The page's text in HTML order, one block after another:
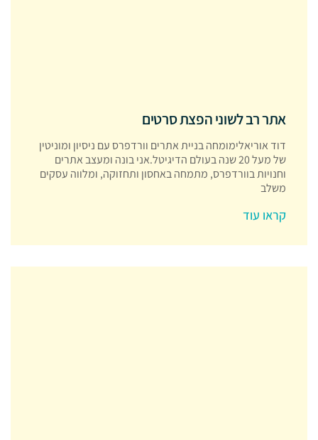
אתר רב לשוני הפצת סרטים
דוד אוריאלימומחה בניית אתרים וורדפרס עם ניסיון ומוניטין
של מעל 20 שנה בעולם הדיגיטל.אני בונה ומעצב אתרים
וחנויות בוורדפרס, מתמחה באחסון ותחזוקה, ומלווה עסקים
משלב
קראו עוד